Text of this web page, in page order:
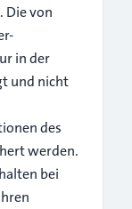
Die von
in der
und nicht
des
werden.
bei